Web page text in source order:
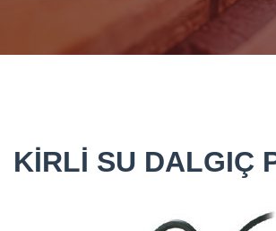
KİRLİ SU DALGIÇ